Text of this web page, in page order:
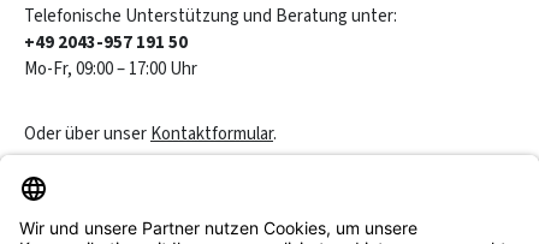
Telefonische Unterstützung und Beratung unter:
+49 2043-957 191 50
Mo-Fr, 09:00 – 17:00 Uhr
Oder über unserKontaktformular.